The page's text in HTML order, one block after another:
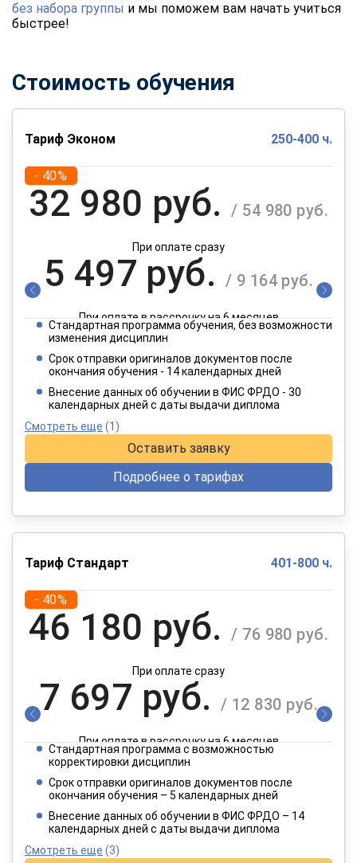
без набора группы и мы поможем вам начать учиться
быстрее!
Стоимость обучения
Тариф Эконом 250-400 ч.
- 40%
32 980 руб. / 54 980 руб.
При оплате сразу
5 497 руб. / 9 164 руб.
При оплате в рассрочку на 6 месяцев
2 749 руб.
При оплате в рассрочку на 12 месяцев
Стандартная программа обучения, без возможности
изменения дисциплин
Срок отправки оригиналов документов после
окончания обучения - 14 календарных дней
Внесение данных об обучении в ФИС ФРДО - 30
календарных дней с даты выдачи диплома
Смотреть еще (1)
Оставить заявку
Подробнее о тарифах
Тариф Стандарт 401-800 ч.
- 40%
46 180 руб. / 76 980 руб.
При оплате сразу
7 697 руб. / 12 830 руб.
При оплате в рассрочку на 6 месяцев
3 849 руб.
При оплате в рассрочку на 12 месяцев
Стандартная программа с возможностью
корректировки дисциплин
Срок отправки оригиналов документов после
окончания обучения – 5 календарных дней
Внесение данных об обучении в ФИС ФРДО – 14
календарных дней с даты выдачи диплома
Смотреть еще (3)